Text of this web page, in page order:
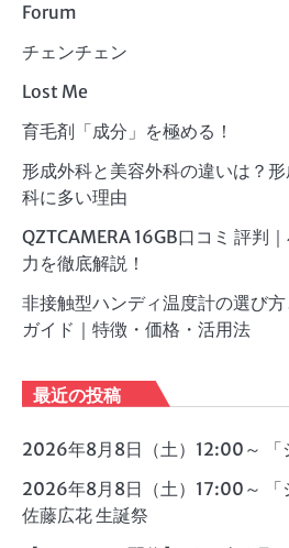
Forum
チェンチェン
Lost Me
育毛剤「成分」を極める！
形成外科と美容外科の違いは？
科に多い理由
QZTCAMERA 16GB口コミ 評判
力を徹底解説！
非接触型ハンディ温度計の選び
ガイド｜特徴・価格・活用法
最近の投稿
2026年8月8日（土）12:00～ 「
2026年8月8日（土）17:00～ 「
佐藤広花 生誕祭